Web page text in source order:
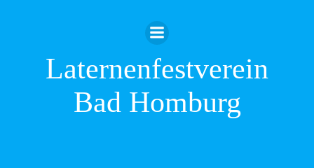
Inhalt
springen
Laternenfestverein
Bad Homburg